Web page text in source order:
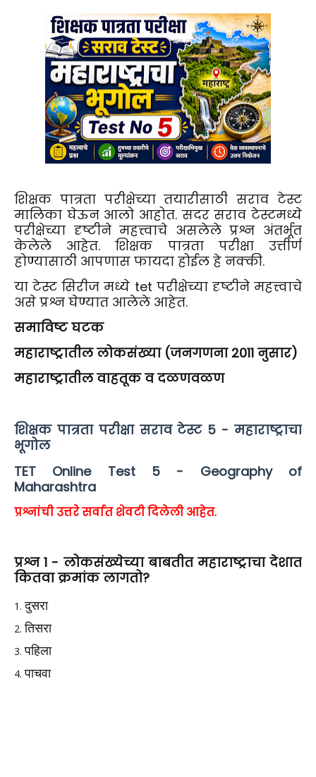
शिक्षक पात्रता परीक्षेच्या तयारीसाठी सराव टेस्ट
मालिका घेऊन आलो आहोत. सदर सराव टेस्टमध्ये
परीक्षेच्या दृष्टीने महत्त्वाचे असलेले प्रश्न अंतर्भूत
केलेले आहेत. शिक्षक पात्रता परीक्षा उत्तीर्ण
होण्यासाठी आपणास फायदा होईल हे नक्की.
या टेस्ट सिरीज मध्ये tet परीक्षेच्या दृष्टीने महत्त्वाचे
असे प्रश्न घेण्यात आलेले आहेत.
समाविष्ट घटक
महाराष्ट्रातील लोकसंख्या (जनगणना 2011 नुसार)
महाराष्ट्रातील वाहतूक व दळणवळण
शिक्षक पात्रता परीक्षा सराव टेस्ट 5 - महाराष्ट्राचा
भूगोल
TET Online Test 5 - Geography of
Maharashtra
प्रश्नांची उत्तरे सर्वात शेवटी दिलेली आहेत.
प्रश्न 1 - लोकसंख्येच्या बाबतीत महाराष्ट्राचा देशात
कितवा क्रमांक लागतो?
दुसरा
तिसरा
पहिला
पाचवा